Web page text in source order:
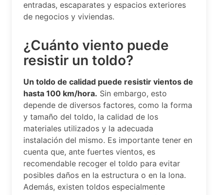
entradas, escaparates y espacios exteriores
de negocios y viviendas.
¿Cuánto viento puede
resistir un toldo?
Un toldo de calidad puede resistir vientos de
hasta 100 km/hora. Sin embargo, esto
depende de diversos factores, como la forma
y tamaño del toldo, la calidad de los
materiales utilizados y la adecuada
instalación del mismo. Es importante tener en
cuenta que, ante fuertes vientos, es
recomendable recoger el toldo para evitar
posibles daños en la estructura o en la lona.
Además, existen toldos especialmente